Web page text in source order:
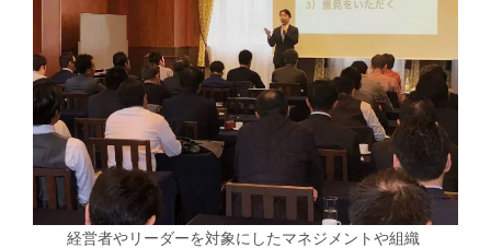
経営者やリーダーを対象にしたマネジメントや組織